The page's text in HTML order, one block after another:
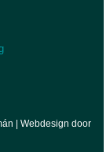
| Webdesign door